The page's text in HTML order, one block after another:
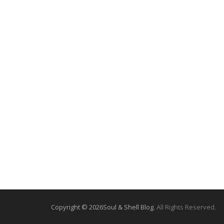
Copyright © 2026Soul & Shell Blog. All Rights Reserved.